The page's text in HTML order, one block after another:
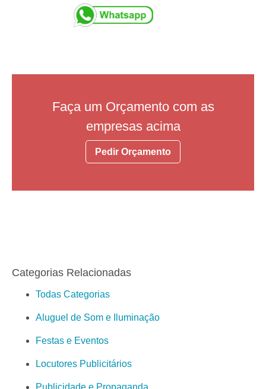
Faça um Orçamento com as
empresas acima
Pedir Orçamento
Categorias Relacionadas
Todas Categorias
Aluguel de Som e Iluminação
Festas e Eventos
Locutores Publicitários